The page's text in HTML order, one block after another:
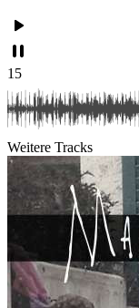
15
Weitere Tracks